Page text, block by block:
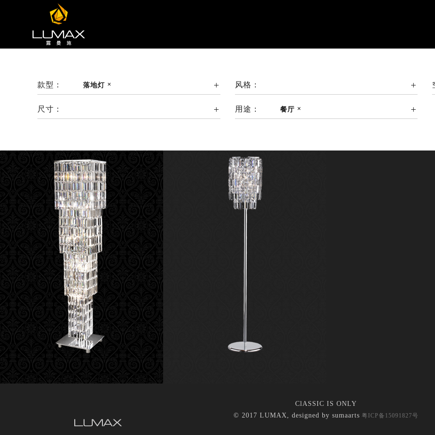
款型： 落地灯 风格：
尺寸： 用途： 餐厅
ClASSIC IS ONLY
© 2017 LUMAX, designed bysumaarts 粤ICP备15091827号